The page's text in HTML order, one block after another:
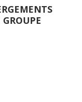
GROUPE